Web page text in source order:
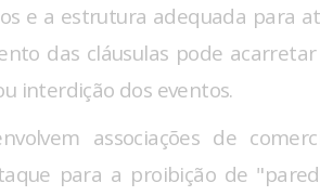
e a estrutura adequada para
das cláusulas pode
interdição dos eventos.
associações de
para a proibição de